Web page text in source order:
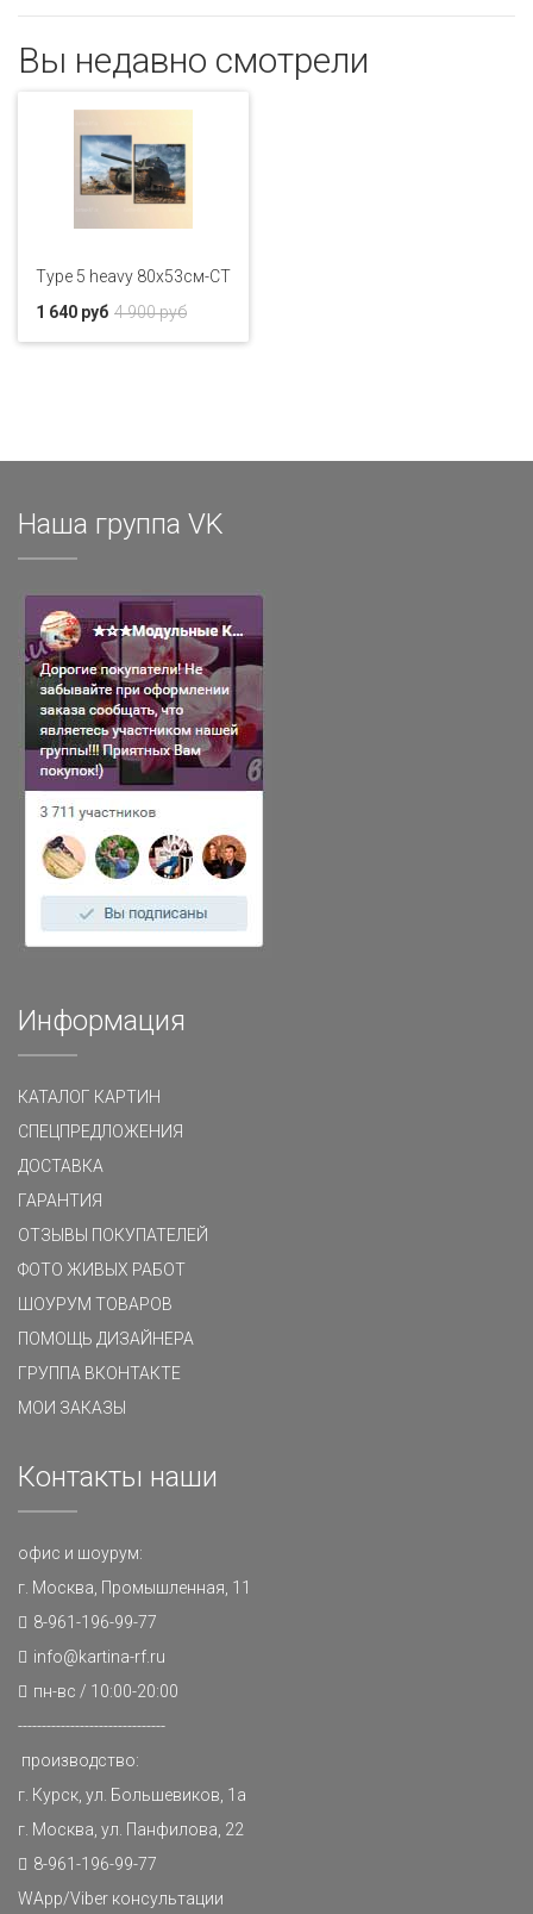
Вы недавно смотрели
Type 5 heavy 80x53см-CT
4 900 руб
1 640 руб
Наша группа VK
Информация
КАТАЛОГ КАРТИН
СПЕЦПРЕДЛОЖЕНИЯ
ДОСТАВКА
ГАРАНТИЯ
ОТЗЫВЫ ПОКУПАТЕЛЕЙ
ФОТО ЖИВЫХ РАБОТ
ШОУРУМ ТОВАРОВ
ПОМОЩЬ ДИЗАЙНЕРА
ГРУППА ВКОНТАКТЕ
МОИ ЗАКАЗЫ
Контакты наши
офис и шоурум:
г. Москва, Промышленная, 11
8-961-196-99-77
info@kartina-rf.ru
пн-вс / 10:00-20:00
-------------------------------
производство:
г. Курск, ул. Большевиков, 1а
г. Москва, ул. Панфилова, 22
8-961-196-99-77
WApp/Viber консультации